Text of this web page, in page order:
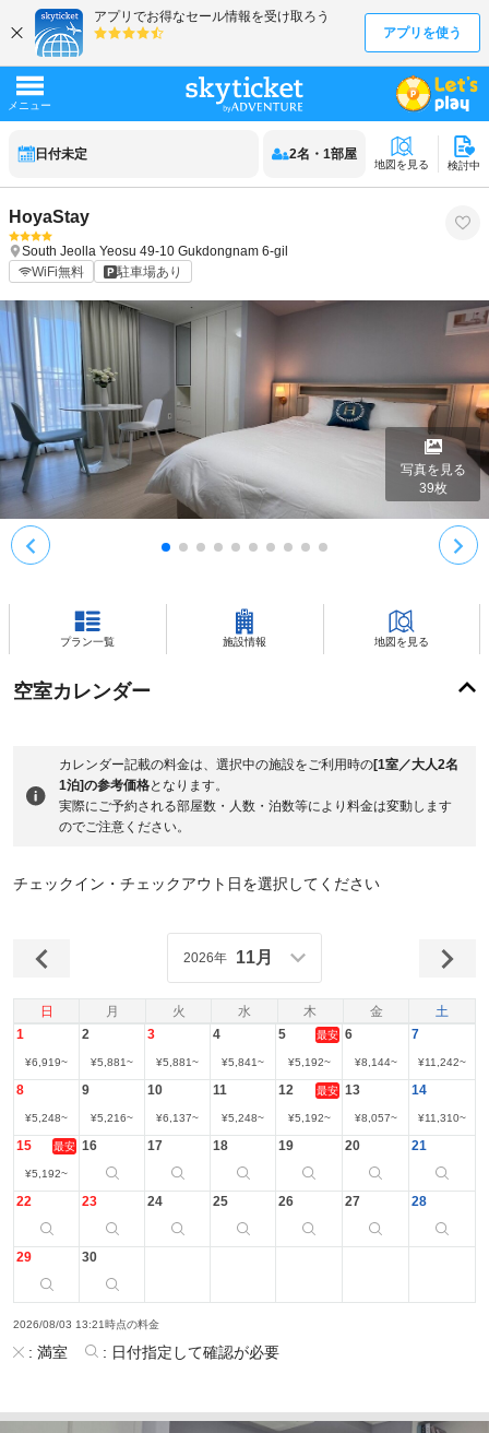
日付未定 2名 ・ 1部屋
地図を見る 検討中
HoyaStay
South Jeolla Yeosu 49-10 Gukdongnam 6-gil
WiFi無料
駐車場あり
写真を見る
39枚
プラン一覧 施設情報 地図を見る
空室カレンダー
カレンダー記載の料金は、選択中の施設をご利用時の[1室／大人2名
1泊]の参考価格となります。
実際にご予約される部屋数・人数・泊数等により料金は変動します
のでご注意ください。
チェックイン・チェックアウト日を選択してください
日 月 火 水 木 金 土
2026年 11月
1
¥6,919~
2
¥5,881~
3
¥5,881~
4
¥5,841~
5 最安
¥5,192~
6
¥8,144~
7
¥11,242~
8
¥5,248~
9
¥5,216~
10
¥6,137~
11
¥5,248~
12 最安
¥5,192~
13
¥8,057~
14
¥11,310~
15 最安
¥5,192~
16 17 18 19 20 21
22 23 24 25 26 27 28
29 30
2026/08/03 13:21時点の料金
: 満室 : 日付指定して確認が必要